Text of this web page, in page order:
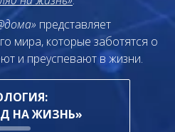
представляет
мира, которые заботятся о
и преуспевают в жизни.
НА ЖИЗНЬ»